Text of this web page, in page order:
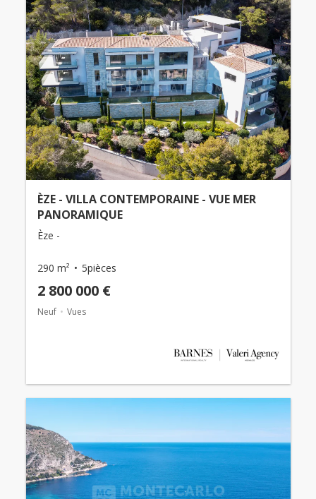
ÈZE - VILLA CONTEMPORAINE - VUE MER
PANORAMIQUE
Èze -
290 m² 5pièces
2 800 000 €
Neuf Vues